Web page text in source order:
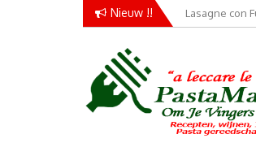
Nieuw !! Lasagne con